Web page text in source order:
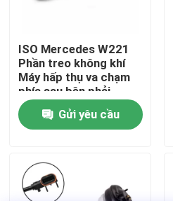
Liên hệ với chúng tôi
Tin tức
Hệ thống treo khí xe
ISO Mercedes W221
Phần treo không khí
Máy hấp thụ va chạm
phía sau bên phải
2213205613
Gửi yêu cầu